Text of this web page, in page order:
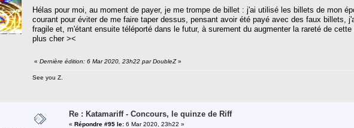
Hélas pour moi, au moment de payer, je me trompe de billet : j'ai utilisé les billets de mon
courant pour éviter de me faire taper dessus, pensant avoir été payé avec des faux billets,
fragile et, m'étant ensuite téléporté dans le futur, à surement du augmenter la rareté de
plus cher ><
« Dernière édition: 6 Mar 2020, 23h22 par DoubleZ»
See you Z.
Re : Katamariff - Concours, le quinze de Riff
« Répondre #95 le: 6 Mar 2020, 23h22 »